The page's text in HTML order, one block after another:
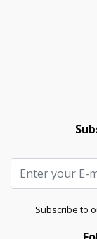
Subscribe to